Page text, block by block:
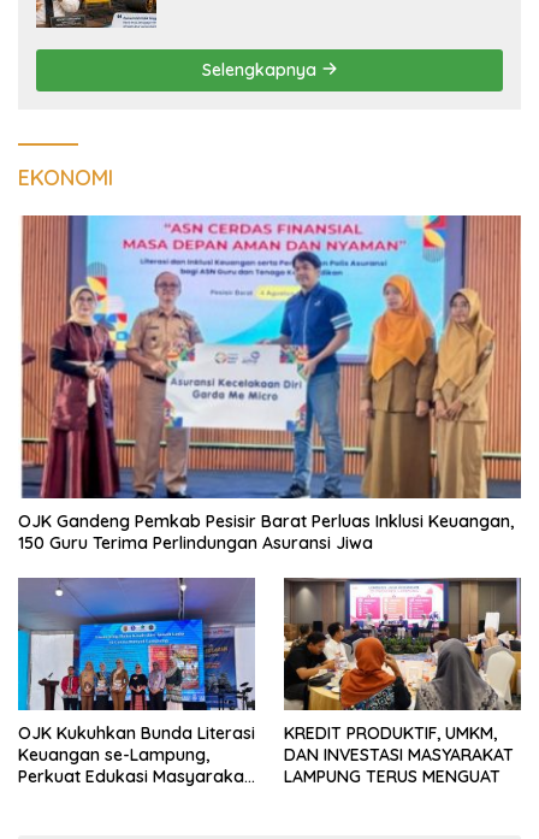
Selengkapnya
EKONOMI
OJK Gandeng Pemkab Pesisir Barat Perluas Inklusi Keuangan,
150 Guru Terima Perlindungan Asuransi Jiwa
OJK Kukuhkan Bunda Literasi
Keuangan se-Lampung,
Perkuat Edukasi Masyarakat
KREDIT PRODUKTIF, UMKM,
DAN INVESTASI MASYARAKAT
LAMPUNG TERUS MENGUAT